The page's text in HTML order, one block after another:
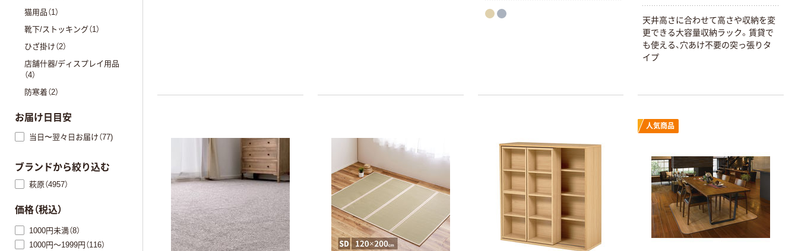
天井高さに合わせて高さや収納を変
更できる大容量収納ラック。賃貸で
も使える、穴あけ不要の突っ張りタ
イプ
人気商品
猫用品（1）
靴下/ストッキング（1）
ひざ掛け（2）
店舗什器/ディスプレイ用品
（4）
防寒着（2）
お届け日目安
当日〜翌々日お届け（77)
ブランドから絞り込む
萩原（4957）
価格（税込）
1000円未満（8）
1000円～1999円（116）